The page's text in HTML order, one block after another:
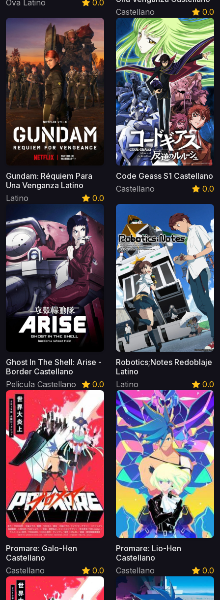
Ova Latino 0.0
Castellano
0.0
Gundam: Réquiem Para
Una Venganza Latino
Latino
0.0
Code Geass S1 Castellano
Castellano
0.0
Ghost In The Shell: Arise -
Border Castellano
Pelicula Castellano
0.0
Robotics;Notes Redoblaje
Latino
Latino
0.0
Promare: Galo-Hen
Castellano
Castellano
0.0
Promare: Lio-Hen
Castellano
Castellano
0.0